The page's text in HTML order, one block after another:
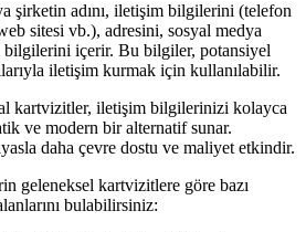
şirketin adını, iletişim bilgilerini (telefon
sitesi vb.), adresini, sosyal medya
içerir. Bu bilgiler, potansiyel
iletişim kurmak için kullanılabilir.
kartvizitler, iletişim bilgilerinizi kolayca
ve modern bir alternatif sunar.
daha çevre dostu ve maliyet etkindir.
geleneksel kartvizitlere göre bazı
bulabilirsiniz: